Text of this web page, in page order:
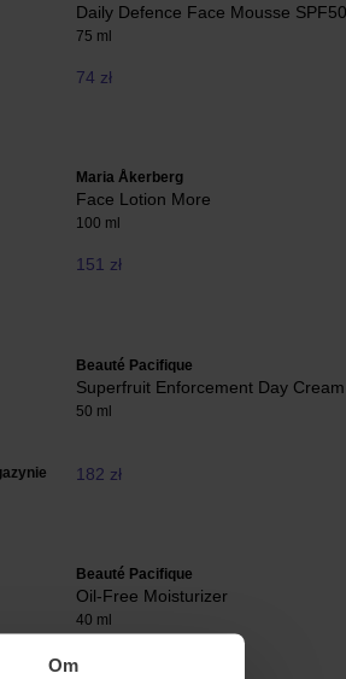
Om
Daily Defence Face Mousse SPF50
75 ml
74 zł
Maria Åkerberg
Face Lotion More
100 ml
151 zł
Beauté Pacifique
Superfruit Enforcement Day Cream
50 ml
182 zł
Beauté Pacifique
Oil-Free Moisturizer
40 ml
180 zł